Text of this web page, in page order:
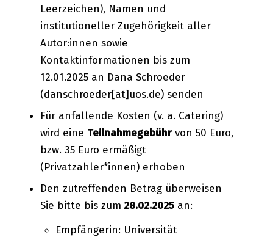
Leerzeichen), Namen und
institutioneller Zugehörigkeit aller
Autor:innen sowie
Kontaktinformationen bis zum
12.01.2025 an Dana Schroeder
(danschroeder[at]uos.de) senden
Für anfallende Kosten (v. a. Catering)
wird eine Teilnahmegebührvon 50 Euro,
bzw. 35 Euro ermäßigt
(Privatzahler*innen) erhoben
Den zutreffenden Betrag überweisen
Sie bitte bis zum 28.02.2025an:
Empfängerin: Universität